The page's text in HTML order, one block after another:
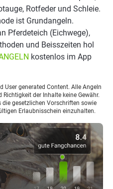
Rotfeder und Schleie.
ist Grundangeln.
Pferdeteich (Eichwege),
und Beisszeiten hol
kostenlos im App
User generated Content. Alle Angeln
der Inhalte keine Gewähr.
gesetzlichen Vorschriften sowie
Erlaubnisschein einzuhalten.